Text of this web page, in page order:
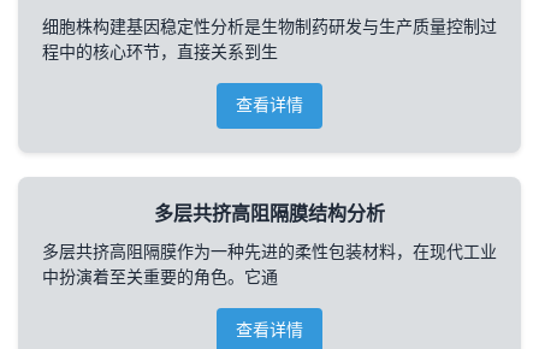
细胞株构建基因稳定性分析是生物制药研发与生产质量控制过
程中的核心环节，直接关系到生
查看详情
多层共挤高阻隔膜结构分析
多层共挤高阻隔膜作为一种先进的柔性包装材料，在现代工业
中扮演着至关重要的角色。它通
查看详情